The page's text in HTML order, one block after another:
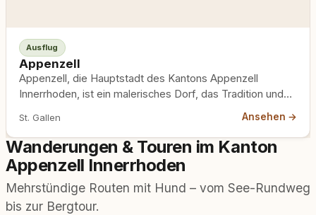
Ausflug
Appenzell
Appenzell, die Hauptstadt des Kantons Appenzell
Innerrhoden, ist ein malerisches Dorf, das Tradition und
St. Gallen Ansehen →
Wanderungen & Touren im Kanton
Appenzell Innerrhoden
Mehrstündige Routen mit Hund – vom See-Rundweg
bis zur Bergtour.